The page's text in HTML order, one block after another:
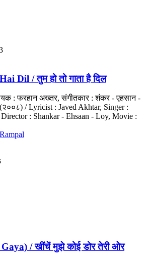
Dil / तुम हो तो गाता है दिल
: फरहान अख्तर, संगीतकार : शंकर - एहसान -
/ Lyricist : Javed Akhtar, Singer :
: Shankar - Ehsaan - Loy, Movie :
/ खींचें मुझे कोई डोर तेरी ओर